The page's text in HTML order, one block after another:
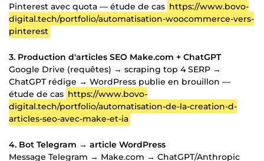
Pinterest avec quota — étude de cas https://www.bovo-
digital.tech/portfolio/automatisation-woocommerce-vers-
pinterest
3. Production d'articles SEO Make.com + ChatGPT
Google Drive (requêtes) → scraping top 4 SERP →
ChatGPT rédige → WordPress publie en brouillon —
étude de cas https://www.bovo-
digital.tech/portfolio/automatisation-de-la-creation-d-
articles-seo-avec-make-et-ia
4. Bot Telegram → article WordPress
Message Telegram → Make.com → ChatGPT/Anthropic